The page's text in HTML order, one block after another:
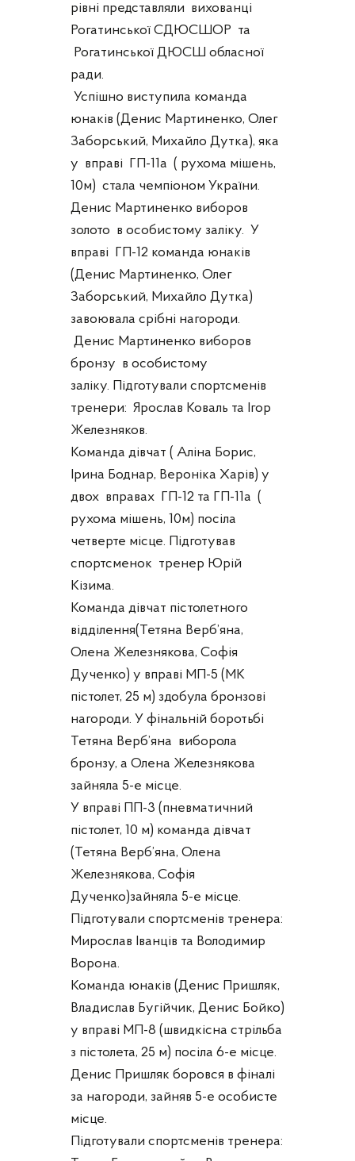
рівні представляли вихованці
Рогатинської СДЮСШОР та
Рогатинської ДЮСШ обласної
ради.
Успішно виступила команда
юнаків (Денис Мартиненко, Олег
Заборський, Михайло Дутка), яка
у вправі ГП-11а ( рухома мішень,
10м) стала чемпіоном України.
Денис Мартиненко виборов
золото в особистому заліку. У
вправі ГП-12 команда юнаків
(Денис Мартиненко, Олег
Заборський, Михайло Дутка)
завоювала срібні нагороди.
Денис Мартиненко виборов
бронзу в особистому
заліку. Підготували спортсменів
тренери: Ярослав Коваль та Ігор
Железняков.
Команда дівчат ( Аліна Борис,
Ірина Боднар, Вероніка Харів) у
двох вправах ГП-12 та ГП-11а (
рухома мішень, 10м) посіла
четверте місце. Підготував
спортсменок тренер Юрій
Кізима.
Команда дівчат пістолетного
відділення(Тетяна Верб’яна,
Олена Железнякова, Софія
Дученко) у вправі МП-5 (МК
пістолет, 25 м) здобула бронзові
нагороди. У фінальній боротьбі
Тетяна Верб’яна виборола
бронзу, а Олена Железнякова
зайняла 5-е місце.
У вправі ПП-3 (пневматичний
пістолет, 10 м) команда дівчат
(Тетяна Верб’яна, Олена
Железнякова, Софія
Дученко)зайняла 5-е місце.
Підготували спортсменів тренера:
Мирослав Іванців та Володимир
Ворона.
Команда юнаків (Денис Пришляк,
Владислав Бугійчик, Денис Бойко)
у вправі МП-8 (швидкісна стрільба
з пістолета, 25 м) посіла 6-е місце.
Денис Пришляк боровся в фіналі
за нагороди, зайняв 5-е особисте
місце.
Підготували спортсменів тренера: